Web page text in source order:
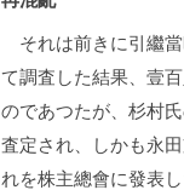
それは前きに引繼
て調査した結果、壹
のであつたが、杉村
査定され、しかも永
れを株主總會に發表